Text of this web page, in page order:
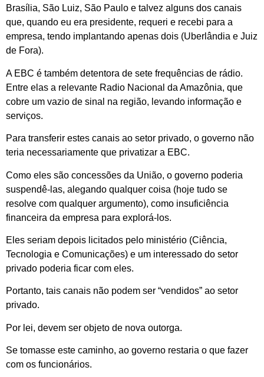
Brasília, São Luiz, São Paulo e talvez alguns dos canais
que, quando eu era presidente, requeri e recebi para a
empresa, tendo implantando apenas dois (Uberlândia e Juiz
de Fora).
A EBC é também detentora de sete frequências de rádio.
Entre elas a relevante Radio Nacional da Amazônia, que
cobre um vazio de sinal na região, levando informação e
serviços.
Para transferir estes canais ao setor privado, o governo não
teria necessariamente que privatizar a EBC.
Como eles são concessões da União, o governo poderia
suspendê-las, alegando qualquer coisa (hoje tudo se
resolve com qualquer argumento), como insuficiência
financeira da empresa para explorá-los.
Eles seriam depois licitados pelo ministério (Ciência,
Tecnologia e Comunicações) e um interessado do setor
privado poderia ficar com eles.
Portanto, tais canais não podem ser “vendidos” ao setor
privado.
Por lei, devem ser objeto de nova outorga.
Se tomasse este caminho, ao governo restaria o que fazer
com os funcionários.